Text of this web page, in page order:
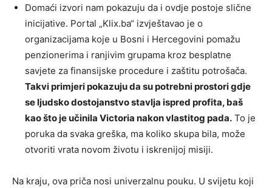
Domaći izvori nam pokazuju da i ovdje postoje slične
inicijative. Portal „Klix.ba“ izvještavao je o
organizacijama koje u Bosni i Hercegovini pomažu
penzionerima i ranjivim grupama kroz besplatne
savjete za finansijske procedure i zaštitu potrošača.
Takvi primjeri pokazuju da su potrebni prostori gdje
se ljudsko dostojanstvo stavlja ispred profita, baš
kao što je učinila Victoria nakon vlastitog pada. To je
poruka da svaka greška, ma koliko skupa bila, može
otvoriti vrata novom životu i iskrenijoj misiji.
Na kraju, ova priča nosi univerzalnu pouku. U svijetu koji